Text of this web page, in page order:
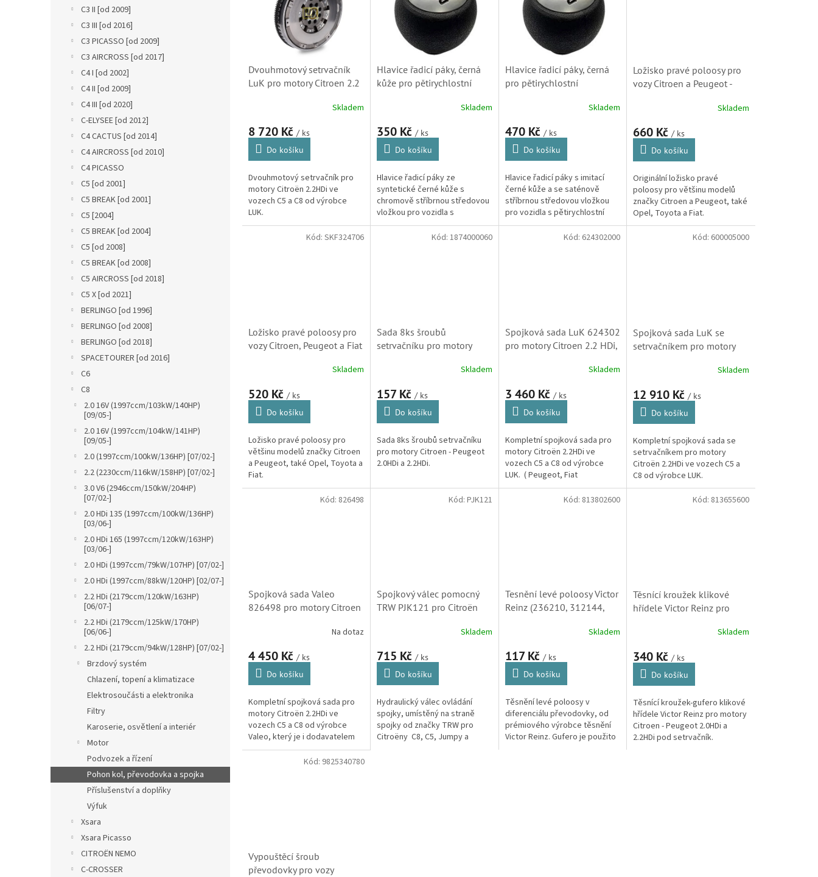
C3 II [od 2009]
C3 III [od 2016]
C3 PICASSO [od 2009]
C3 AIRCROSS [od 2017]
C4 I [od 2002]
C4 II [od 2009]
C4 III [od 2020]
C-ELYSEE [od 2012]
C4 CACTUS [od 2014]
C4 AIRCROSS [od 2010]
C4 PICASSO
C5 [od 2001]
C5 BREAK [od 2001]
C5 [2004]
C5 BREAK [od 2004]
C5 [od 2008]
C5 BREAK [od 2008]
C5 AIRCROSS [od 2018]
C5 X [od 2021]
BERLINGO [od 1996]
BERLINGO [od 2008]
BERLINGO [od 2018]
SPACETOURER [od 2016]
C6
C8
2.0 16V (1997ccm/103kW/140HP)
[09/05-]
2.0 16V (1997ccm/104kW/141HP)
[09/05-]
2.0 (1997ccm/100kW/136HP) [07/02-]
2.2 (2230ccm/116kW/158HP) [07/02-]
3.0 V6 (2946ccm/150kW/204HP)
[07/02-]
2.0 HDi 135 (1997ccm/100kW/136HP)
[03/06-]
2.0 HDi 165 (1997ccm/120kW/163HP)
[03/06-]
2.0 HDi (1997ccm/79kW/107HP) [07/02-]
2.0 HDi (1997ccm/88kW/120HP) [02/07-]
2.2 HDi (2179ccm/120kW/163HP)
[06/07-]
2.2 HDi (2179ccm/125kW/170HP)
[06/06-]
2.2 HDi (2179ccm/94kW/128HP) [07/02-]
Brzdový systém
Chlazení, topení a klimatizace
Elektrosoučásti a elektronika
Filtry
Karoserie, osvětlení a interiér
Motor
Podvozek a řízení
Pohon kol, převodovka a spojka
Příslušenství a doplňky
Výfuk
Xsara
Xsara Picasso
CITROËN NEMO
C-CROSSER
Dvouhmotový setrvačník
LuK pro motory Citroen 2.2
Skladem
8 720 Kč / ks
Do košíku
Dvouhmotový setrvačník pro
motory Citroën 2.2HDi ve
vozech C5 a C8 od výrobce
LUK.
Hlavice řadicí páky, černá
kůže pro pětirychlostní
Peugeot BVM 5 (2403Q5)
Skladem
350 Kč / ks
Do košíku
Hlavice řadicí páky ze
syntetické černé kůže s
chromově stříbrnou středovou
vložkou pro vozidla s
pětirychlostní mechanickou
převodovkou. Kompatibilní
Hlavice řadicí páky, černá
pro pětirychlostní
a Peugeot BVM 5 (2403Q5)
Skladem
470 Kč / ks
Do košíku
Hlavice řadicí páky s imitací
černé kůže a se saténově
stříbrnou středovou vložkou
pro vozidla s pětirychlostní
mechanickou převodovkou.
Kompatibilní pouze s vozidly...
Ložisko pravé poloosy pro
vozy Citroen a Peugeot -
Skladem
660 Kč/ ks
Do košíku
Originální ložisko pravé
poloosy pro většinu modelů
značky Citroen a Peugeot, také
Opel, Toyota a Fiat.
Ložisko pravé poloosy pro
vozy Citroen, Peugeot a Fiat
Skladem
520 Kč / ks
Do košíku
Ložisko pravé poloosy pro
většinu modelů značky Citroen
a Peugeot, také Opel, Toyota a
Fiat.
Kód: SKF324706
Sada 8ks šroubů
setrvačníku pro motory
Skladem
157 Kč / ks
Do košíku
Sada 8ks šroubů setrvačníku
pro motory Citroen - Peugeot
2.0HDi a 2.2HDi.
Kód: 1874000060
Spojková sada LuK 624302
pro motory Citroen 2.2 HDi,
Skladem
3 460 Kč / ks
Do košíku
Kompletní spojková sada pro
motory Citroën 2.2HDi ve
vozech C5 a C8 od výrobce
LUK. ( Peugeot, Fiat
OE: 2050F3, 2050K7, 2050Q3,
205261, 9402050290,
Kód: 624302000
Spojková sada LuK se
setrvačníkem pro motory
Skladem
12 910 Kč/ ks
Do košíku
Kompletní spojková sada se
setrvačníkem pro motory
Citroën 2.2HDi ve vozech C5 a
C8 od výrobce LUK.
Kód: 600005000
Spojková sada Valeo
826498 pro motory Citroen
205261, VA 826498)Na dotaz
4 450 Kč / ks
Do košíku
Kompletní spojková sada pro
motory Citroën 2.2HDi ve
vozech C5 a C8 od výrobce
Valeo, který je i dodavatelem
spojek i do prvovýroby
Kód: 826498
Spojkový válec pomocný
TRW PJK121 pro Citroën
(218205, 9631876680)Skladem
715 Kč / ks
Do košíku
Hydraulický válec ovládání
spojky, umístěný na straně
spojky od značky TRW pro
Citroëny C8, C5, Jumpy a
Kód: PJK121
Tesnění levé poloosy Victor
Reinz (236210, 312144,
1608816780, 300934,Skladem
117 Kč / ks
Do košíku
Těsnění levé poloosy v
diferenciálu převodovky, od
prémiového výrobce těsnění
Victor Reinz. Gufero je použito
Kód: 813802600
Těsnící kroužek klikové
hřídele Victor Reinz pro
Skladem
340 Kč/ ks
Do košíku
Těsnící kroužek-gufero klikové
hřídele Victor Reinz pro motory
Citroen - Peugeot 2.0HDi a
2.2HDi pod setrvačník.
Kód: 813655600
Vypouštěcí šroub
převodovky pro vozy
Kód: 9825340780